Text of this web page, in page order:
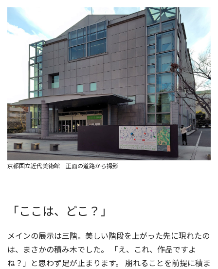
京都国立近代美術館 正面の道路から撮影
「ここは、どこ？」
メインの展示は三階。美しい階段を上がった先に現れたの
は、まさかの積み木でした。 「え、これ、作品ですよ
ね？」と思わず足が止まります。 崩れることを前提に積ま